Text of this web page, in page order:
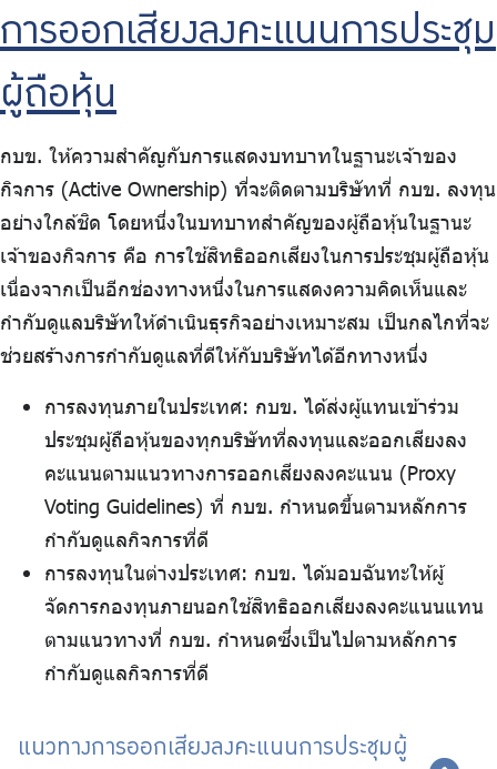
รายงานผลการดำเนินงาน
จัดซื้อจัดจ้าง
ติดต่อเรา
| Eng
การออกเสียงลงคะแนนการประชุม
ผู้ถือหุ้น
กบข. ให้ความสำคัญกับการแสดงบทบาทในฐานะเจ้าของ
กิจการ (Active Ownership) ที่จะติดตามบริษัทที่ กบข. ลงทุน
อย่างใกล้ชิด โดยหนึ่งในบทบาทสำคัญของผู้ถือหุ้นในฐานะ
เจ้าของกิจการ คือ การใช้สิทธิออกเสียงในการประชุมผู้ถือหุ้น
เนื่องจากเป็นอีกช่องทางหนึ่งในการแสดงความคิดเห็นและ
กำกับดูแลบริษัทให้ดำเนินธุรกิจอย่างเหมาะสม เป็นกลไกที่จะ
ช่วยสร้างการกำกับดูแลที่ดีให้กับบริษัทได้อีกทางหนึ่ง
การลงทุนภายในประเทศ: กบข. ได้ส่งผู้แทนเข้าร่วม
ประชุมผู้ถือหุ้นของทุกบริษัทที่ลงทุนและออกเสียงลง
คะแนนตามแนวทางการออกเสียงลงคะแนน (Proxy
Voting Guidelines) ที่ กบข. กำหนดขึ้นตามหลักการ
กำกับดูแลกิจการที่ดี
การลงทุนในต่างประเทศ: กบข. ได้มอบฉันทะให้ผู้
จัดการกองทุนภายนอกใช้สิทธิออกเสียงลงคะแนนแทน
ตามแนวทางที่ กบข. กำหนดซึ่งเป็นไปตามหลักการ
กำกับดูแลกิจการที่ดี
แนวทางการออกเสียงลงคะแนนการประชุมผู้